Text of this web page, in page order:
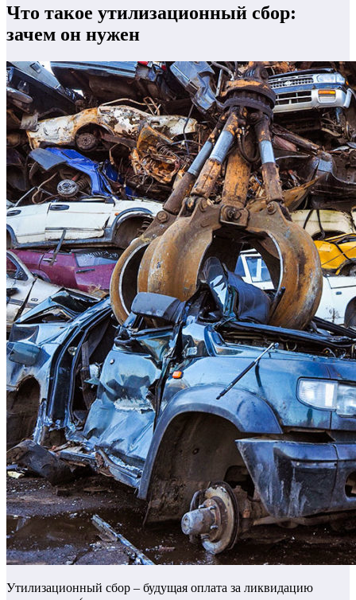
Что такое утилизационный сбор:
зачем он нужен
Утилизационный сбор – будущая оплата за ликвидацию